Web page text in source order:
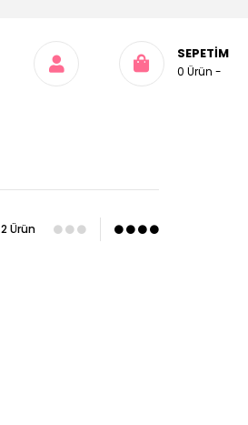
SEPETIM
0 Ürün
2 Ürün